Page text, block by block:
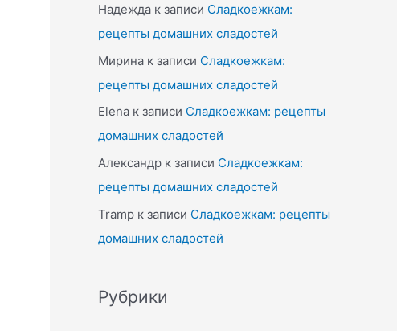
Надежда к записи Сладкоежкам:
рецепты домашних сладостей
Мирина к записи Сладкоежкам:
рецепты домашних сладостей
Elena к записи Сладкоежкам: рецепты
домашних сладостей
Александр к записи Сладкоежкам:
рецепты домашних сладостей
Tramp к записи Сладкоежкам: рецепты
домашних сладостей
Рубрики